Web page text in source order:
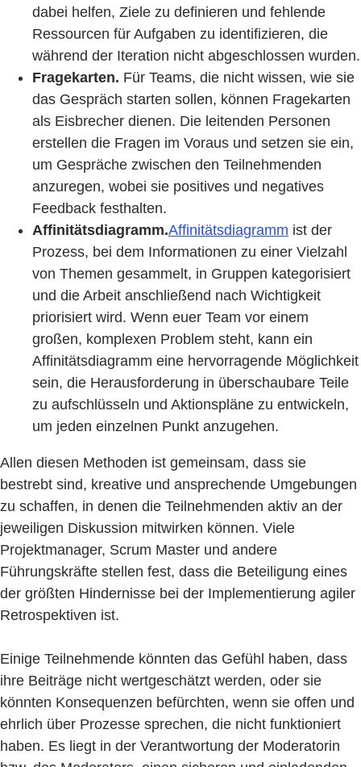
dabei helfen, Ziele zu definieren und fehlende
Ressourcen für Aufgaben zu identifizieren, die
während der Iteration nicht abgeschlossen wurden.
Fragekarten. Für Teams, die nicht wissen, wie sie
das Gespräch starten sollen, können Fragekarten
als Eisbrecher dienen. Die leitenden Personen
erstellen die Fragen im Voraus und setzen sie ein,
um Gespräche zwischen den Teilnehmenden
anzuregen, wobei sie positives und negatives
Feedback festhalten.
Affinitätsdiagramm.Affinitätsdiagramm ist der
Prozess, bei dem Informationen zu einer Vielzahl
von Themen gesammelt, in Gruppen kategorisiert
und die Arbeit anschließend nach Wichtigkeit
priorisiert wird. Wenn euer Team vor einem
großen, komplexen Problem steht, kann ein
Affinitätsdiagramm eine hervorragende Möglichkeit
sein, die Herausforderung in überschaubare Teile
zu aufschlüsseln und Aktionspläne zu entwickeln,
um jeden einzelnen Punkt anzugehen.
Allen diesen Methoden ist gemeinsam, dass sie
bestrebt sind, kreative und ansprechende Umgebungen
zu schaffen, in denen die Teilnehmenden aktiv an der
jeweiligen Diskussion mitwirken können. Viele
Projektmanager, Scrum Master und andere
Führungskräfte stellen fest, dass die Beteiligung eines
der größten Hindernisse bei der Implementierung agiler
Retrospektiven ist.
Einige Teilnehmende könnten das Gefühl haben, dass
ihre Beiträge nicht wertgeschätzt werden, oder sie
könnten Konsequenzen befürchten, wenn sie offen und
ehrlich über Prozesse sprechen, die nicht funktioniert
haben. Es liegt in der Verantwortung der Moderatorin